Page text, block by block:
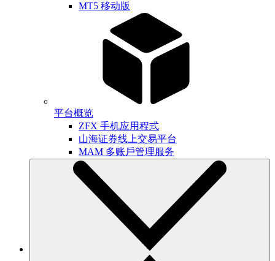
MT5 移动版
平台概览
ZFX 手机应用程式
山海证券线上交易平台
MAM 多账戶管理服务